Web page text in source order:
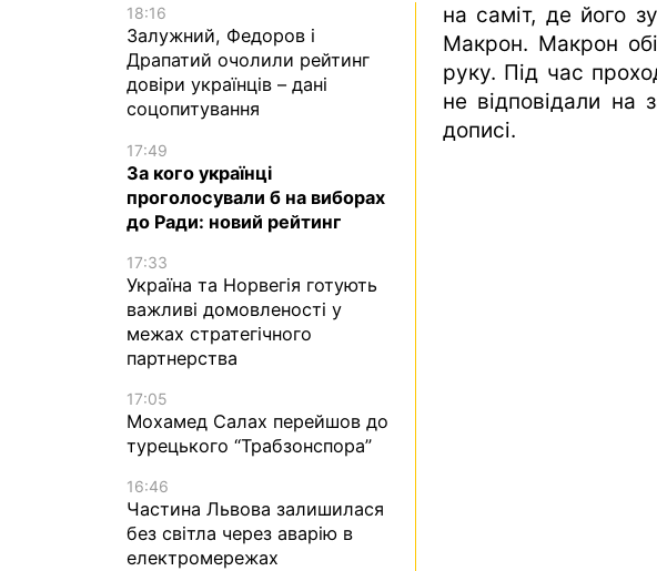
на саміт, де його
Макрон. Макрон
руку. Під час
не відповідали на
дописі.
18:16
Залужний, Федоров і
Драпатий очолили рейтинг
довіри українців – дані
соцопитування
17:49
За кого українці
проголосували б на виборах
до Ради: новий рейтинг
17:33
Україна та Норвегія готують
важливі домовленості у
межах стратегічного
партнерства
17:05
Мохамед Салах перейшов до
турецького “Трабзонспора”
16:46
Частина Львова залишилася
без світла через аварію в
електромережах